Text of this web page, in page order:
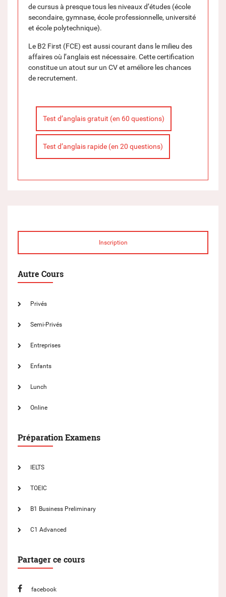
de cursus à presque tous les niveaux d’études (école
secondaire, gymnase, école professionnelle, université
et école polytechnique).
Le B2 First (FCE) est aussi courant dans le milieu des
affaires où l’anglais est nécessaire. Cette certification
constitue un atout sur un CV et améliore les chances
de recrutement.
Test d’anglais gratuit (en 60 questions)
Test d’anglais rapide (en 20 questions)
Inscription
Autre Cours
Privés
Semi-Privés
Entreprises
Enfants
Lunch
Online
Préparation Examens
IELTS
TOEIC
B1 Business Preliminary
C1 Advanced
Partager ce cours
facebook